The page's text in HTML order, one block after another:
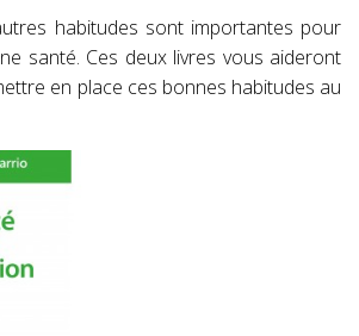
habitudes sont importantes pour
santé. Ces deux livres vous aideront
en place ces bonnes habitudes au